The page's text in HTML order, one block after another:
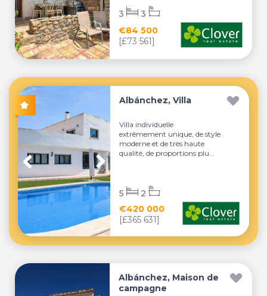
€84 500
[£73 561]
3 3
Albánchez, Villa
Villa individuelle
extrêmement unique, de style
moderne et de très haute
qualité, de proportions plu...
€420 000
[£365 631]
5 2
Albánchez, Maison de
campagne